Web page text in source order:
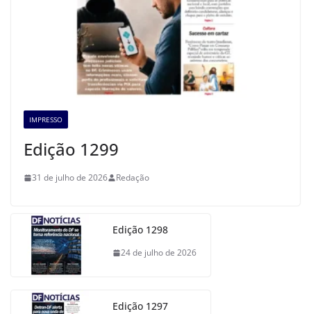
IMPRESSO
Edição 1299
31 de julho de 2026 Redação
Edição 1298
24 de julho de 2026
Edição 1297